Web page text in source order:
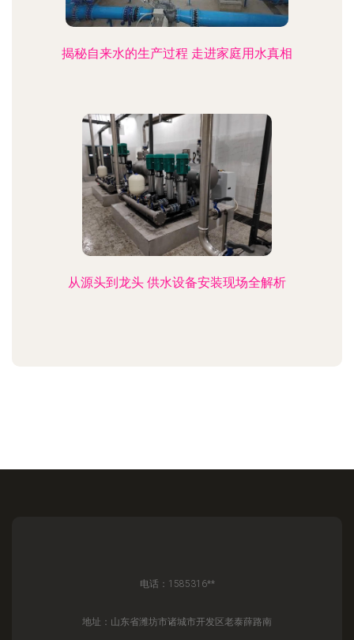
揭秘自来水的生产过程 走进家庭用水真相
从源头到龙头 供水设备安装现场全解析
电话：1585316**
地址：山东省潍坊市诸城市开发区老泰薛路南